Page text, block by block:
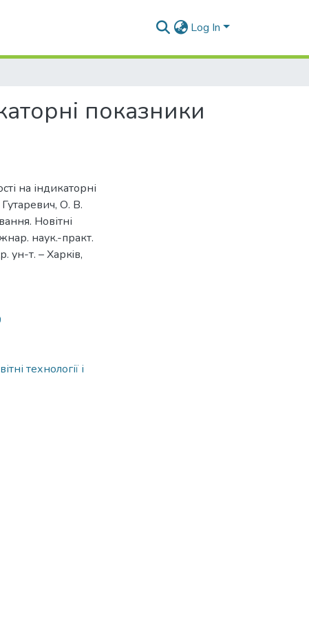
Log In
показники
на індикаторні
О. В.
Новітні
наук.-практ.
ун-т. – Харкiв,
технології і